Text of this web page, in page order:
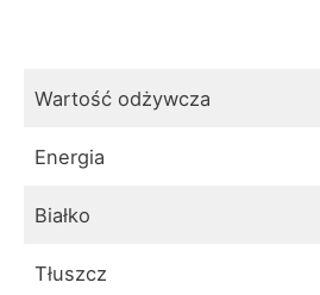
Wartość odżywcza
Energia
Białko
Tłuszcz